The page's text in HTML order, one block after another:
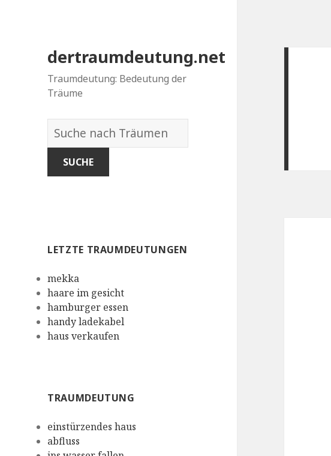
dertraumdeutung.net
Traumdeutung: Bedeutung der
Träume
Wörterbuch
der
Träume:
LETZTE TRAUMDEUTUNGEN
mekka
haare im gesicht
hamburger essen
handy ladekabel
haus verkaufen
TRAUMDEUTUNG
einstürzendes haus
abfluss